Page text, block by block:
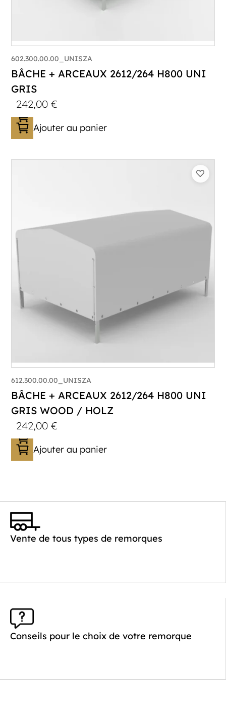
602.300.00.00_UNISZA
BÂCHE + ARCEAUX 2612/264 H800 UNI
GRIS
242,00€
Ajouter au panier
612.300.00.00_UNISZA
BÂCHE + ARCEAUX 2612/264 H800 UNI
GRIS WOOD / HOLZ
242,00€
Ajouter au panier
Vente de tous types de remorques
Conseils pour le choix de votre remorque